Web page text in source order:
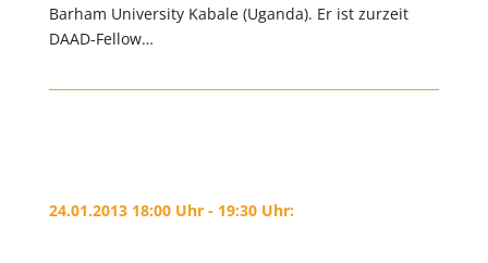
Barham University Kabale (Uganda). Er ist zurzeit
DAAD-Fellow…
24.01.2013 18:00 Uhr - 19:30 Uhr: